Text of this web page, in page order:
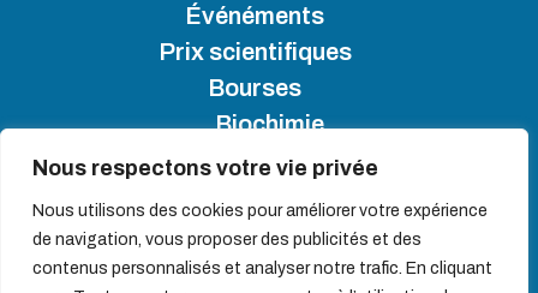
Nous respectons votre vie privée
Nous utilisons des cookies pour améliorer votre expérience
de navigation, vous proposer des publicités et des
contenus personnalisés et analyser notre trafic. En cliquant
Événéments
Prix scientifiques
Bourses
Biochimie
Plan du site
Politique de gestion des cookies